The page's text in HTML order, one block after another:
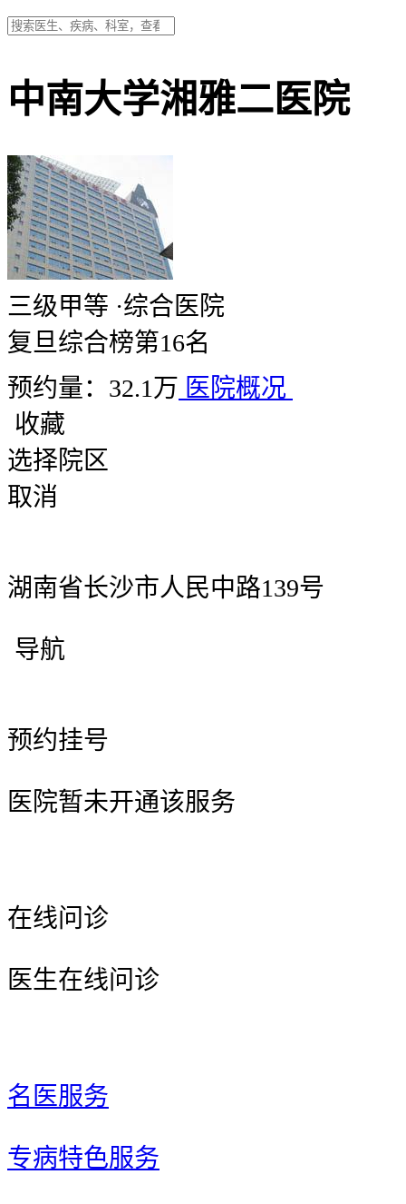
中南大学湘雅二医院
三级甲等 ·综合医院
复旦综合榜第16名
预约量：32.1万 医院概况
收藏
选择院区
取消
湖南省长沙市人民中路139号
导航
预约挂号
医院暂未开通该服务
在线问诊
医生在线问诊
名医服务
专病特色服务